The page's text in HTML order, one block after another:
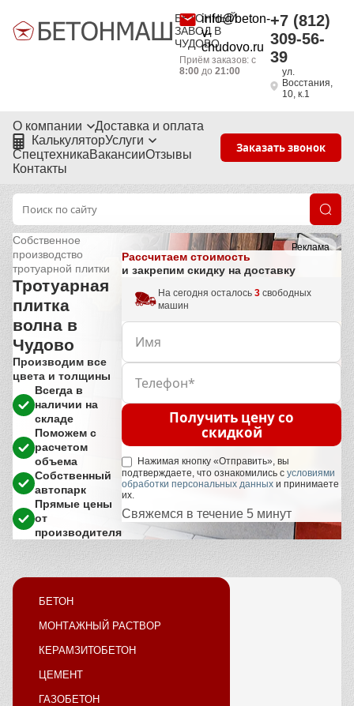
БЕТОННЫЙ
ЗАВОД В
ЧУДОВО
info@beton-
v-
chudovo.ru
Приём заказов: с
8:00 до21:00
+7 (812)
309-56-
39
ул.
Восстания,
10, к.1
О компании
Доставка и оплата
КалькуляторУслуги
СпецтехникаВакансииОтзывы
Контакты
Заказать звонок
Реклама
Собственное
производство
тротуарной плитки
Тротуарная
плитка
волна в
Чудово
Производим все
цвета и толщины
Всегда в
наличии на
складе
Поможем с
расчетом
объема
Собственный
автопарк
Прямые цены
от
производителя
Рассчитаем стоимость
и закрепим скидку на доставку
На сегодня осталось 3 свободных
машин
Получить цену со
скидкой
Нажимая кнопку «Отправить», вы
подтверждаете, что ознакомились с условиями
обработки персональных данных и принимаете
их.
Свяжемся в течение 5 минут
БЕТОН
МОНТАЖНЫЙ РАСТВОР
КЕРАМЗИТОБЕТОН
ЦЕМЕНТ
ГАЗОБЕТОН